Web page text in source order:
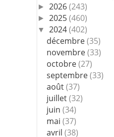
► 2026(243)
► 2025(460)
▼ 2024(402)
décembre(35)
novembre(33)
octobre(27)
septembre(33)
août(37)
juillet(32)
juin(34)
mai(37)
avril(38)